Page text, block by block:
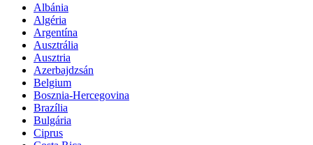
Albánia
Algéria
Argentína
Ausztrália
Ausztria
Azerbajdzsán
Belgium
Bosznia-Hercegovina
Brazília
Bulgária
Ciprus